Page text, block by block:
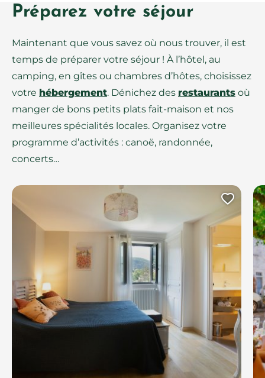
Préparez votre séjour
Maintenant que vous savez où nous trouver, il est
temps de préparer votre séjour ! À l’hôtel, au
camping, en gîtes ou chambres d’hôtes, choisissez
votre hébergement. Dénichez des restaurants où
manger de bons petits plats fait-maison et nos
meilleures spécialités locales. Organisez votre
programme d’activités : canoë, randonnée,
concerts…